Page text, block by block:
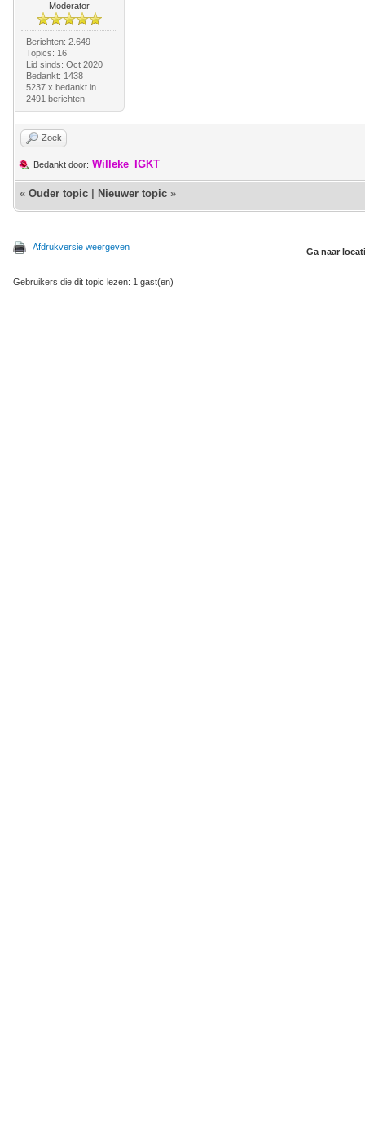
Moderator
Berichten: 2.649
Topics: 16
Lid sinds: Oct 2020
Bedankt: 1438
5237 x bedankt in
2491 berichten
Zoek
Bedankt door: Willeke_IGKT
« Ouder topic Nieuwer topic »
Afdrukversie weergeven Ga naar
Gebruikers die dit topic lezen: 1 gast(en)